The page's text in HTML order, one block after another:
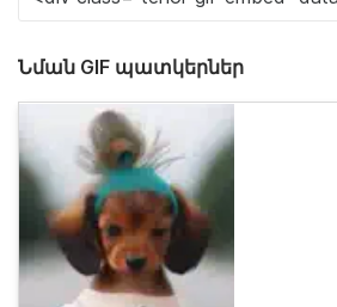
Նման GIF պատկերներ